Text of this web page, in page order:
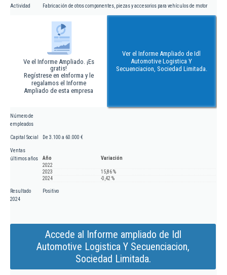
Actividad Fabricación de otros componentes, piezas y accesorios para vehículos de motor
Ve el Informe Ampliado. ¡Es
gratis!
Regístrese en eInforma y le
regalamos el Informe
Ampliado de esta empresa
Ver el Informe Ampliado de Idl
Automotive Logistica Y
Secuenciacion, Sociedad Limitada.
Número de
empleados
Capital Social De 3.100 a 60.000 €
Ventas
últimos años
Año
Variación
2022
2023
15,86 %
2024
-0,42 %
Resultado
2024
Positivo
Accede al Informe ampliado de Idl
Automotive Logistica Y Secuenciacion,
Sociedad Limitada.